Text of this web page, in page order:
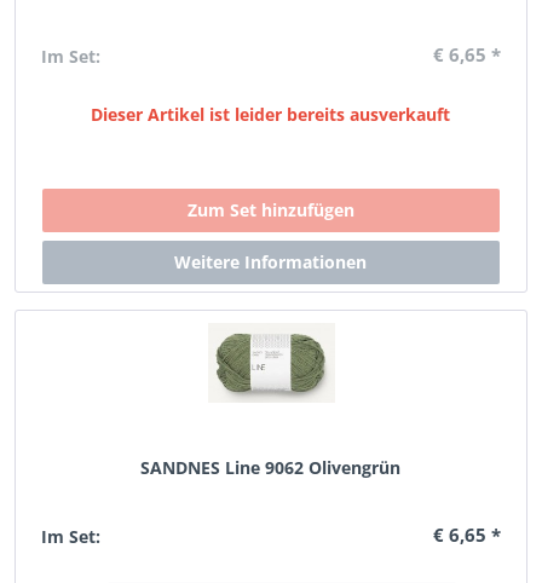
Im Set: € 6,65 *
Dieser Artikel ist leider bereits ausverkauft
SANDNES Line 9062 Olivengrün
Im Set: € 6,65 *